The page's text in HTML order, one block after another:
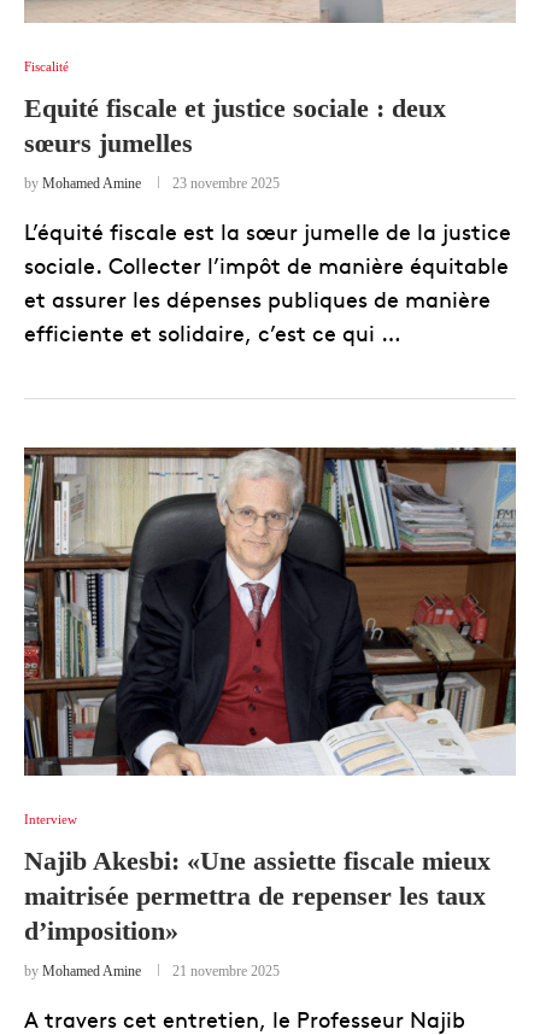
Fiscalité
Equité fiscale et justice sociale : deux
sœurs jumelles
by Mohamed Amine 23 novembre 2025
L’équité fiscale est la sœur jumelle de la justice
sociale. Collecter l’impôt de manière équitable
et assurer les dépenses publiques de manière
efficiente et solidaire, c’est ce qui …
Interview
Najib Akesbi: «Une assiette fiscale mieux
maitrisée permettra de repenser les taux
d’imposition»
by Mohamed Amine 21 novembre 2025
A travers cet entretien, le Professeur Najib